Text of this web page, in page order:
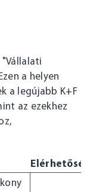
a helyen
a legújabb K+F
az ezekhez